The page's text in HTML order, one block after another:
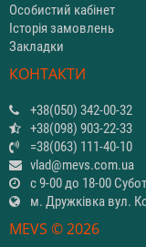
Особистий кабінет
Історія замовлень
Закладки
КОНТАКТИ
+38(050) 342-00-32
+38(098) 903-22-33
=38(063) 111-40-10
vlad@mevs.com.ua
с 9-00 до 18-00
м. Дружківка вул.
MEVS © 2026